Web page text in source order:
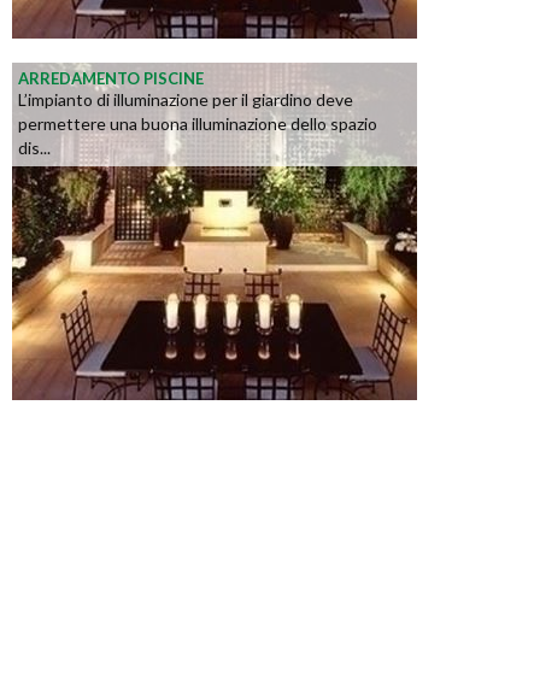
ARREDAMENTO PISCINE
L’impianto di illuminazione per il giardino deve
permettere una buona illuminazione dello spazio
dis...